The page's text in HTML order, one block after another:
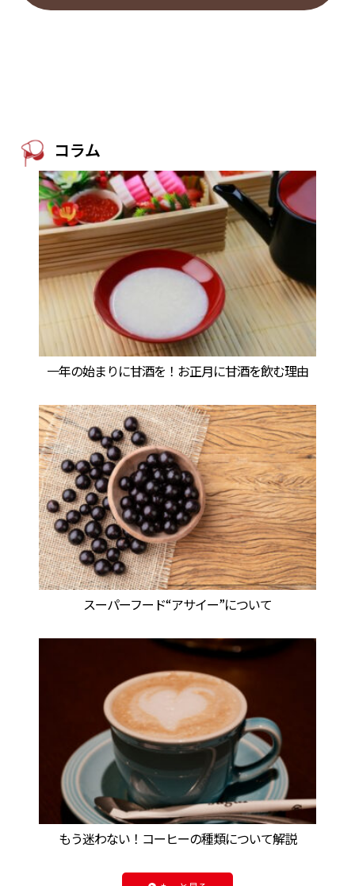
コラム
一年の始まりに甘酒を！お正月に甘酒を飲む理由
スーパーフード“アサイー”について
もう迷わない！コーヒーの種類について解説